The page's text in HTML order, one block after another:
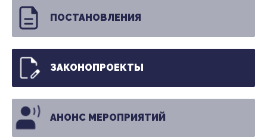
ПОСТАНОВЛЕНИЯ
ЗАКОНОПРОЕКТЫ
АНОНС МЕРОПРИЯТИЙ